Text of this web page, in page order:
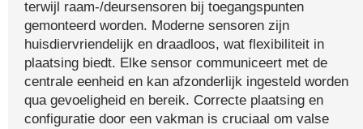
terwijl raam-/deursensoren bij toegangspunten
gemonteerd worden. Moderne sensoren zijn
huisdiervriendelijk en draadloos, wat flexibiliteit in
plaatsing biedt. Elke sensor communiceert met de
centrale eenheid en kan afzonderlijk ingesteld worden
qua gevoeligheid en bereik. Correcte plaatsing en
configuratie door een vakman is cruciaal om valse